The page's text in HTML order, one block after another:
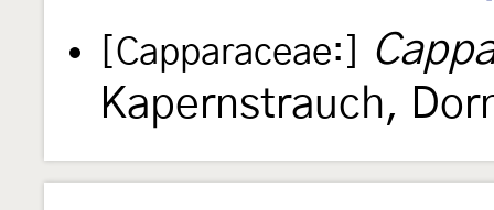
[Capparaceae:]
Kapernstrauch,